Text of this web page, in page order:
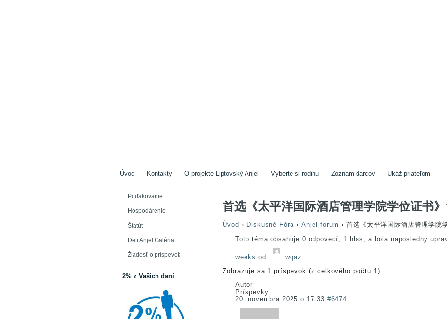
Úvod Kontakty O projekte Liptovský Anjel Vyberte si rodinu Zoznam darcov Ukáž priateľom
Poďakovanie
Hospodárenie
Štatút
Deti Anjel Galéria
Žiadosť o príspevok
2% z Vašich daní
首选《太平洋国际酒店管理学院学位证书
Úvod › Diskusné Fóra › Anjel forum › 首选《太平洋国际酒店管理学院
Toto téma obsahuje 0 odpovedí, 1 hlas, a bola naposledny
weeks od wqaz .
Zobrazuje sa 1 príspevok (z celkového počtu 1)
Autor
Príspevky
20. novembra 2025 o 17:33 #6474